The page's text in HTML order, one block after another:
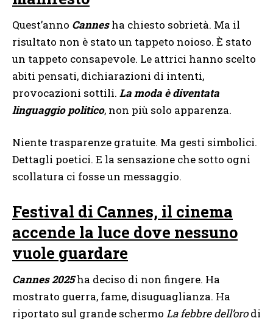
Quest’anno Cannesha chiesto sobrietà. Ma il
risultato non è stato un tappeto noioso. È stato
un tappeto consapevole. Le attrici hanno scelto
abiti pensati, dichiarazioni di intenti,
provocazioni sottili. La moda è diventata
linguaggio politico, non più solo apparenza.
Niente trasparenze gratuite. Ma gesti simbolici.
Dettagli poetici. E la sensazione che sotto ogni
scollatura ci fosse un messaggio.
Festival di Cannes, il cinema
accende la luce dove nessuno
vuole guardare
Cannes 2025ha deciso di non fingere. Ha
mostrato guerra, fame, disuguaglianza. Ha
riportato sul grande schermo La febbre dell’orodi